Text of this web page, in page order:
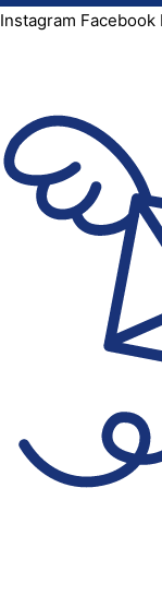
Instagram Facebook